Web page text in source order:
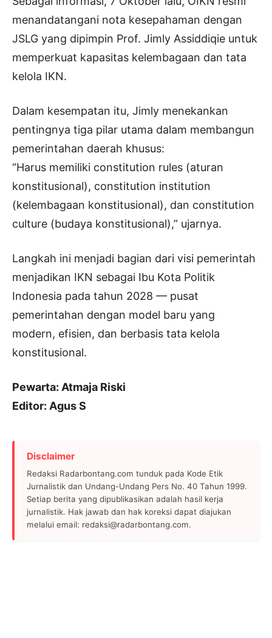
menandatangani nota kesepahaman dengan
JSLG yang dipimpin Prof. Jimly Assiddiqie untuk
memperkuat kapasitas kelembagaan dan tata
kelola IKN.
Dalam kesempatan itu, Jimly menekankan
pentingnya tiga pilar utama dalam membangun
pemerintahan daerah khusus:
“Harus memiliki constitution rules (aturan
konstitusional), constitution institution
(kelembagaan konstitusional), dan constitution
culture (budaya konstitusional),” ujarnya.
Langkah ini menjadi bagian dari visi pemerintah
menjadikan IKN sebagai Ibu Kota Politik
Indonesia pada tahun 2028 — pusat
pemerintahan dengan model baru yang
modern, efisien, dan berbasis tata kelola
konstitusional.
Pewarta: Atmaja Riski
Editor: Agus S
Disclaimer
Redaksi Radarbontang.com tunduk pada Kode Etik
Jurnalistik dan Undang-Undang Pers No. 40 Tahun 1999.
Setiap berita yang dipublikasikan adalah hasil kerja
jurnalistik. Hak jawab dan hak koreksi dapat diajukan
melalui email: redaksi@radarbontang.com.